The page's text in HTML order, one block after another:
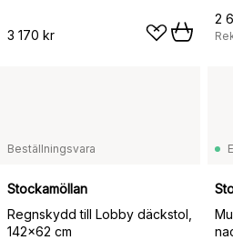
3 170 kr
2
Beställningsvara
Stockamöllan
Regnskydd till Lobby däckstol,
142x62 cm